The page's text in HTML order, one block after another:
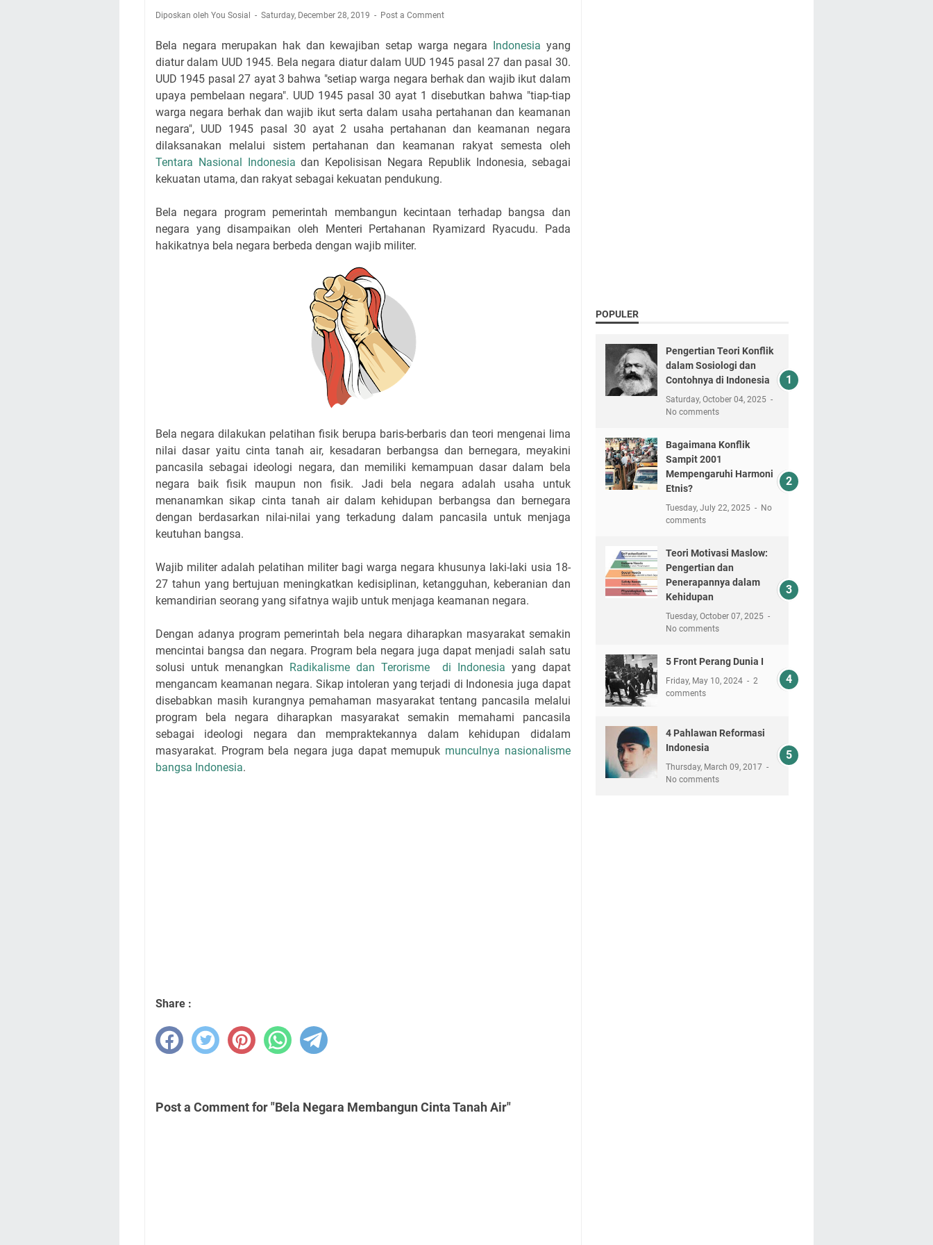
Diposkan oleh You Sosial Saturday, December 28, 2019 Post a Comment
Bela negara merupakan hak dan kewajiban setap warga negara Indonesia yang
diatur dalam UUD 1945. Bela negara diatur dalam UUD 1945 pasal 27 dan pasal 30.
UUD 1945 pasal 27 ayat 3 bahwa "setiap warga negara berhak dan wajib ikut dalam
upaya pembelaan negara". UUD 1945 pasal 30 ayat 1 disebutkan bahwa "tiap-tiap
warga negara berhak dan wajib ikut serta dalam usaha pertahanan dan keamanan
negara", UUD 1945 pasal 30 ayat 2 usaha pertahanan dan keamanan negara
dilaksanakan melalui sistem pertahanan dan keamanan rakyat semesta oleh
Tentara Nasional Indonesia dan Kepolisisan Negara Republik Indonesia, sebagai
kekuatan utama, dan rakyat sebagai kekuatan pendukung.
Bela negara program pemerintah membangun kecintaan terhadap bangsa dan
negara yang disampaikan oleh Menteri Pertahanan Ryamizard Ryacudu. Pada
hakikatnya bela negara berbeda dengan wajib militer.
Bela negara dilakukan pelatihan fisik berupa baris-berbaris dan teori mengenai lima
nilai dasar yaitu cinta tanah air, kesadaran berbangsa dan bernegara, meyakini
pancasila sebagai ideologi negara, dan memiliki kemampuan dasar dalam bela
negara baik fisik maupun non fisik. Jadi bela negara adalah usaha untuk
menanamkan sikap cinta tanah air dalam kehidupan berbangsa dan bernegara
dengan berdasarkan nilai-nilai yang terkadung dalam pancasila untuk menjaga
keutuhan bangsa.
Wajib militer adalah pelatihan militer bagi warga negara khusunya laki-laki usia 18-
27 tahun yang bertujuan meningkatkan kedisiplinan, ketangguhan, keberanian dan
kemandirian seorang yang sifatnya wajib untuk menjaga keamanan negara.
Dengan adanya program pemerintah bela negara diharapkan masyarakat semakin
mencintai bangsa dan negara. Program bela negara juga dapat menjadi salah satu
solusi untuk menangkan Radikalisme dan Terorisme di Indonesia yang dapat
mengancam keamanan negara. Sikap intoleran yang terjadi di Indonesia juga dapat
disebabkan masih kurangnya pemahaman masyarakat tentang pancasila melalui
program bela negara diharapkan masyarakat semakin memahami pancasila
sebagai ideologi negara dan mempraktekannya dalam kehidupan didalam
masyarakat. Program bela negara juga dapat memupuk munculnya nasionalisme
bangsa Indonesia.
Share :
Post a Comment for "Bela Negara Membangun Cinta Tanah Air"
POPULER
Pengertian Teori Konflik
dalam Sosiologi dan
Contohnya di Indonesia
Saturday, October 04, 2025
No comments
Bagaimana Konflik
Sampit 2001
Mempengaruhi Harmoni
Etnis?
Tuesday, July 22, 2025
No
comments
Teori Motivasi Maslow:
Pengertian dan
Penerapannya dalam
Kehidupan
Tuesday, October 07, 2025
No comments
5 Front Perang Dunia I
Friday, May 10, 2024
2
comments
4 Pahlawan Reformasi
Indonesia
Thursday, March 09, 2017
No comments